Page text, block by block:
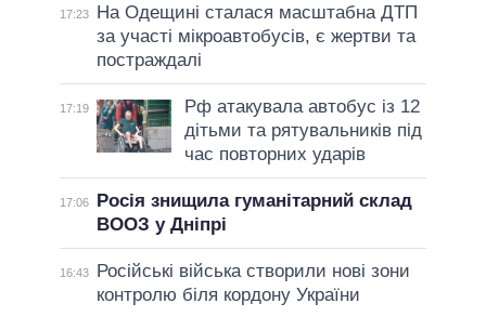
17:23
На Одещині сталася масштабна ДТП
за участі мікроавтобусів, є жертви та
постраждалі
17:19
Рф атакувала автобус із 12
дітьми та рятувальників під
час повторних ударів
17:06
Росія знищила гуманітарний склад
ВООЗ у Дніпрі
16:43
Російські війська створили нові зони
контролю біля кордону України